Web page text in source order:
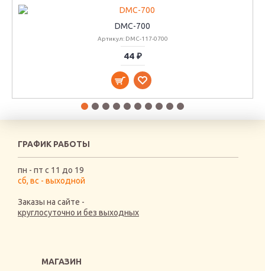
DMC-700
Артикул: DMC-117-0700
44 ₽
ГРАФИК РАБОТЫ
пн - пт с 11 до 19
сб, вс - выходной
Заказы на сайте -
круглосуточно и без выходных
МАГАЗИН